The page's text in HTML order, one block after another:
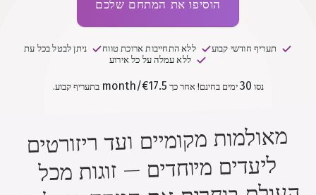
הוסיפו את המתחם שלכם
תעריף חודשי קבוע ללא התחייבות ארוכת טווח
ניתן לבטל בכל עת
ללא עמלה על כל אירוע
נסו 30 ימים בחינם! אחר כך €17.5/month בתעריף קבוע.
מאולמות מקומיים ועד ריזורטים
ליעדים מיוחדים — זוגות מכל
העולם בוחרים את המתחם שלהם